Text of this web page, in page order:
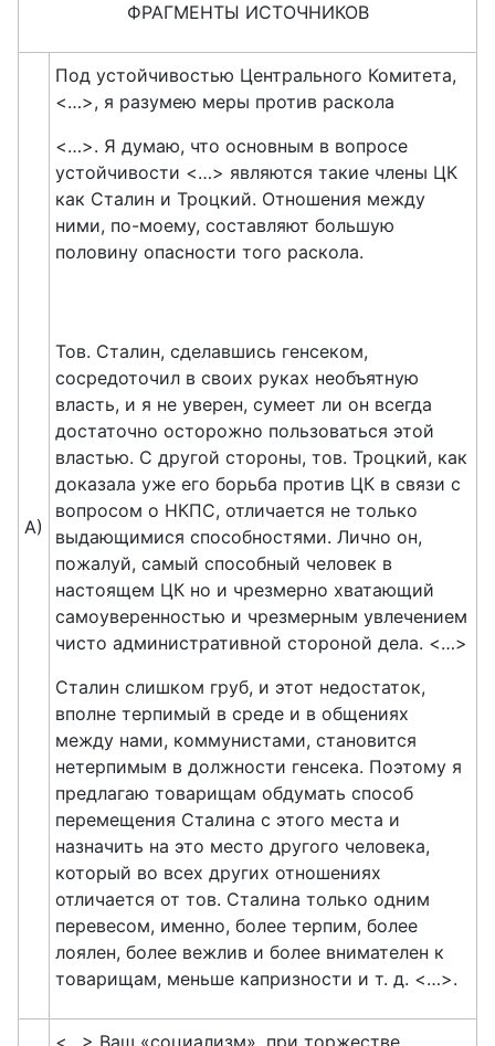
ФРАГМЕНТЫ ИСТОЧНИКОВ
А)
Под устойчивостью Центрального Комитета,
<…>, я разумею меры против раскола
<…>. Я думаю, что основным в вопросе
устойчивости <…> являются такие члены ЦК
как Сталин и Троцкий. Отношения между
ними, по-моему, составляют большую
половину опасности того раскола.
Тов. Сталин, сделавшись генсеком,
сосредоточил в своих руках необъятную
власть, и я не уверен, сумеет ли он всегда
достаточно осторожно пользоваться этой
властью. С другой стороны, тов. Троцкий, как
доказала уже его борьба против ЦК в связи с
вопросом о НКПС, отличается не только
выдающимися способностями. Лично он,
пожалуй, самый способный человек в
настоящем ЦК но и чрезмерно хватающий
самоуверенностью и чрезмерным увлечением
чисто административной стороной дела. <…>
Сталин слишком груб, и этот недостаток,
вполне терпимый в среде и в общениях
между нами, коммунистами, становится
нетерпимым в должности генсека. Поэтому я
предлагаю товарищам обдумать способ
перемещения Сталина с этого места и
назначить на это место другого человека,
который во всех других отношениях
отличается от тов. Сталина только одним
перевесом, именно, более терпим, более
лоялен, более вежлив и более внимателен к
товарищам, меньше капризности и т. д. <…>.
<…> Ваш «социализм», при торжестве